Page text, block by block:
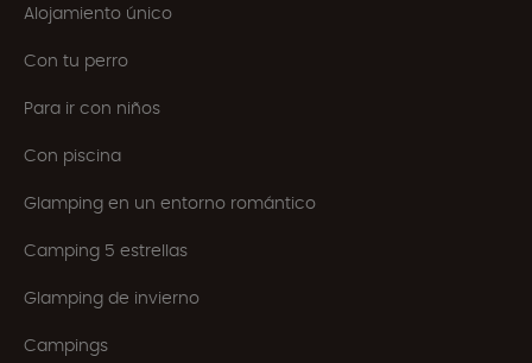
Alojamiento único
Con tu perro
Para ir con niños
Con piscina
Glamping en un entorno romántico
Camping 5 estrellas
Glamping de invierno
Campings